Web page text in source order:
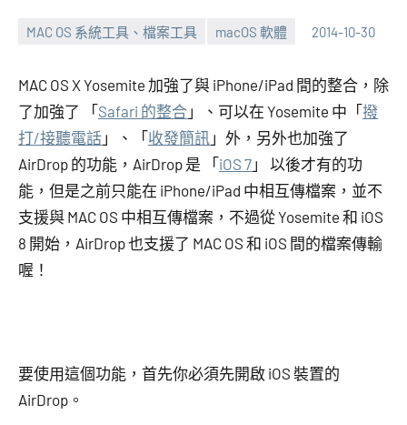
MAC OS 系統工具、檔案工具 macOS 軟體 2014-10-30
芋
MAC OS X Yosemite 加強了與 iPhone/iPad 間的整合，除
了加強了 「Safari 的整合 」、可以在 Yosemite 中「撥
打/接聽電話 」、「收發簡訊 」外，另外也加強了
AirDrop 的功能，AirDrop 是 「iOS 7 」 以後才有的功
能，但是之前只能在 iPhone/iPad 中相互傳檔案，並不
支援與 MAC OS 中相互傳檔案，不過從 Yosemite 和 iOS
8 開始，AirDrop 也支援了 MAC OS 和 iOS 間的檔案傳輸
喔！
要使用這個功能，首先你必須先開啟 iOS 裝置的
AirDrop。